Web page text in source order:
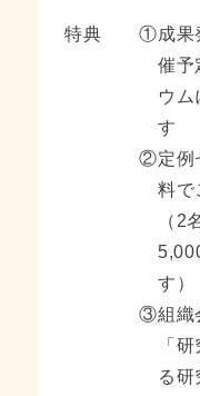
特典 ①成
催予
ウム
す
②定例
料で
（2
す）
③組織
「
る研